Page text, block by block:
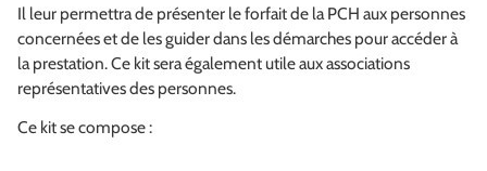
Il leur permettra de présenter le forfait de la PCH aux personnes
concernées et de les guider dans les démarches pour accéder à
la prestation. Ce kit sera également utile aux associations
représentatives des personnes.
Ce kit se compose :